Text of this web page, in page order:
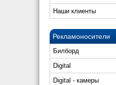
Наши клиенты
Рекламоносители
Билборд
Digital
Digital - камеры